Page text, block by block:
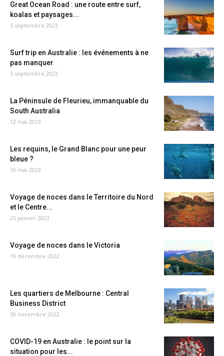
Great Ocean Road : une route entre surf,
koalas et paysages...
5 septembre 2023
Surf trip en Australie : les événements à ne
pas manquer
5 septembre 2023
La Péninsule de Fleurieu, immanquable du
South Australia
12 mai 2023
Les requins, le Grand Blanc pour une peur
bleue ?
10 mai 2023
Voyage de noces dans le Territoire du Nord
et le Centre...
25 janvier 2023
Voyage de noces dans le Victoria
19 décembre 2022
Les quartiers de Melbourne : Central
Business District
30 novembre 2022
COVID-19 en Australie : le point sur la
situation pour les...